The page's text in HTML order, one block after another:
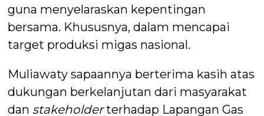
guna menyelaraskan kepentingan
bersama. Khususnya, dalam mencapai
target produksi migas nasional.
Muliawaty sapaannya berterima kasih atas
dukungan berkelanjutan dari masyarakat
dan stakeholderterhadap Lapangan Gas